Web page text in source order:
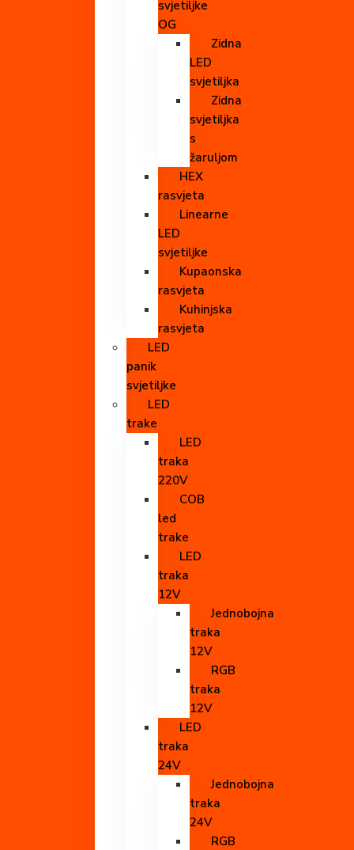
svjetiljke
OG
Zidna
LED
svjetiljka
Zidna
svjetiljka
s
žaruljom
HEX
rasvjeta
Linearne
LED
svjetiljke
Kupaonska
rasvjeta
Kuhinjska
rasvjeta
LED
panik
svjetiljke
LED
trake
LED
traka
220V
COB
led
trake
LED
traka
12V
Jednobojna
traka
12V
RGB
traka
12V
LED
traka
24V
Jednobojna
traka
24V
RGB